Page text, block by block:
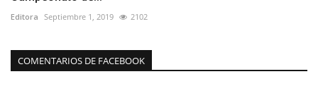
Editora Septiembre 1, 2019 2102
COMENTARIOS DE FACEBOOK